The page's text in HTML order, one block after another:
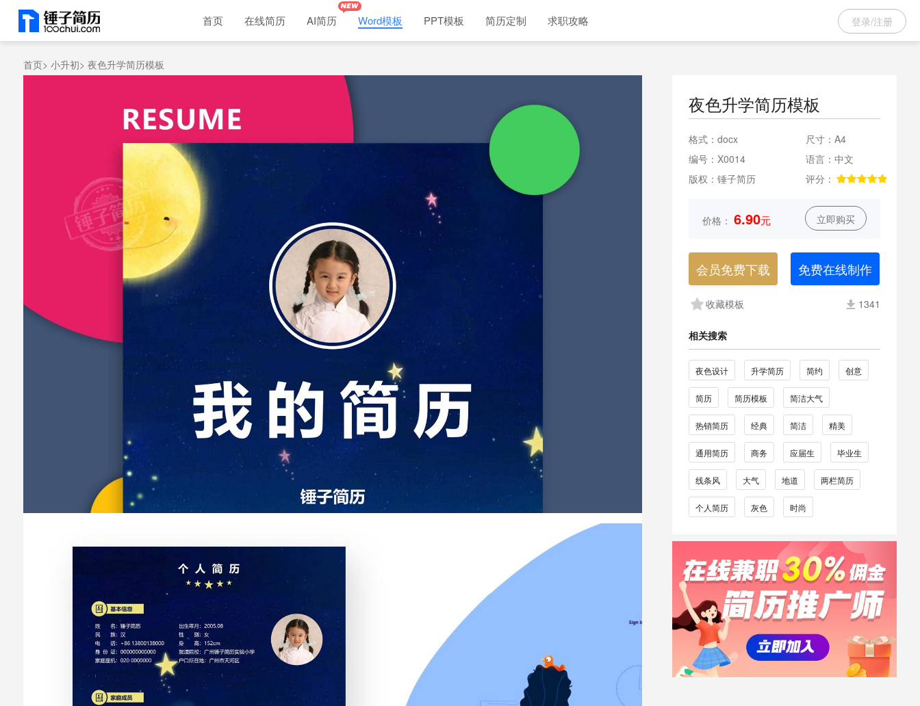
首页 在线简历 AI简历 Word模板 PPT模板 简历定制 求职攻略 登录/注册
首页> 小升初> 夜色升学简历模板
夜色升学简历模板
格式： docx 尺寸： A4
编号： X0014 语言： 中文
版权： 锤子简历 评分：
价格： 6.90元 立即购买
会员免费下载 免费在线制作
收藏模板 1341
相关搜索
夜色设计 升学简历 简约 创意
简历 简历模板 简洁大气
热销简历 经典 简洁 精美
通用简历 商务 应届生 毕业生
线条风 大气 地道 两栏简历
个人简历 灰色 时尚